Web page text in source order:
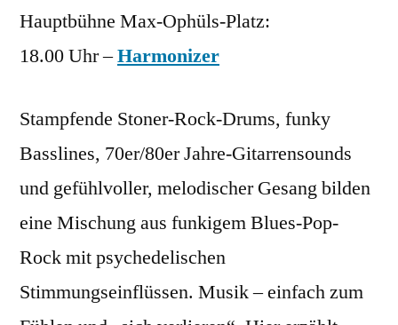
Hauptbühne Max-Ophüls-Platz:
18.00 Uhr –Harmonizer
Stampfende Stoner-Rock-Drums, funky
Basslines, 70er/80er Jahre-Gitarrensounds
und gefühlvoller, melodischer Gesang bilden
eine Mischung aus funkigem Blues-Pop-
Rock mit psychedelischen
Stimmungseinflüssen. Musik – einfach zum